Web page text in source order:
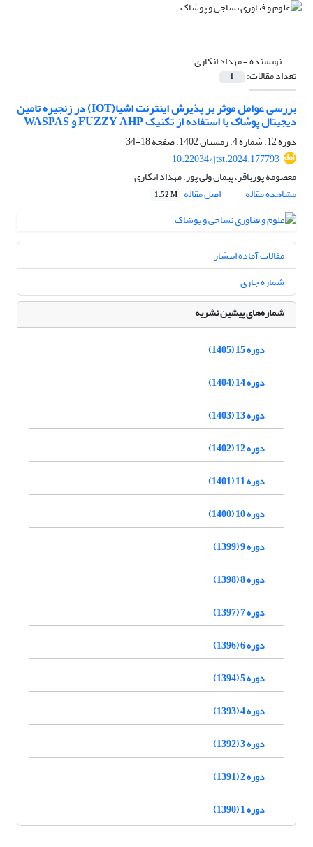
نویسنده =مهداد انکاری
تعداد مقالات: 1
بررسی عوامل موثر بر پذیرش اینترنت اشیا(IOT) در زنجیره تامین
دیجیتال پوشاک با استفاده از تکنیک FUZZY AHP و WASPAS
دوره 12، شماره 4، زمستان 1402، صفحه
18-34
10.22034/jtst.2024.177793
معصومه پورباقر، پیمان ولی پور، مهداد انکاری
مشاهده مقاله
اصل مقاله 1.52 M
مقالات آماده انتشار
شماره جاری
شماره‌های پیشین نشریه
دوره 15 (1405)
دوره 14 (1404)
دوره 13 (1403)
دوره 12 (1402)
دوره 11 (1401)
دوره 10 (1400)
دوره 9 (1399)
دوره 8 (1398)
دوره 7 (1397)
دوره 6 (1396)
دوره 5 (1394)
دوره 4 (1393)
دوره 3 (1392)
دوره 2 (1391)
دوره 1 (1390)